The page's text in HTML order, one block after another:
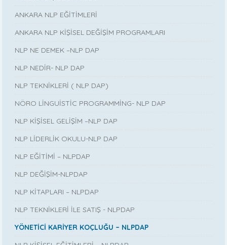
ANKARA NLP EĞİTİMLERİ
ANKARA NLP KİŞİSEL DEĞİŞİM PROGRAMLARI
NLP NE DEMEK –NLP DAP
NLP NEDİR- NLP DAP
NLP TEKNİKLERİ ( NLP DAP)
NÖRO LİNGUİSTİC PROGRAMMİNG- NLP DAP
NLP KİŞİSEL GELİŞİM –NLP DAP
NLP LİDERLİK OKULU-NLP DAP
NLP EĞİTİMİ – NLPDAP
NLP DEĞİŞİM-NLPDAP
NLP KİTAPLARI – NLPDAP
NLP TEKNİKLERİ İLE SATIŞ - NLPDAP
YÖNETİCİ KARİYER KOÇLUĞU – NLPDAP